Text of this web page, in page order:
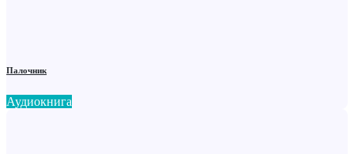
Палочник
Аудиокнига